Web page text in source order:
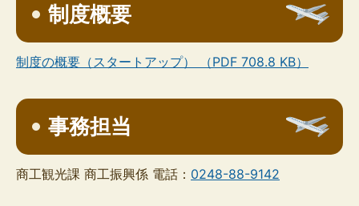
制度概要
制度の概要（スタートアップ） （PDF 708.8 KB）
事務担当
商工観光課 商工振興係 電話： 0248-88-9142